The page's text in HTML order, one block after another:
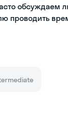
обсуждаем
проводить